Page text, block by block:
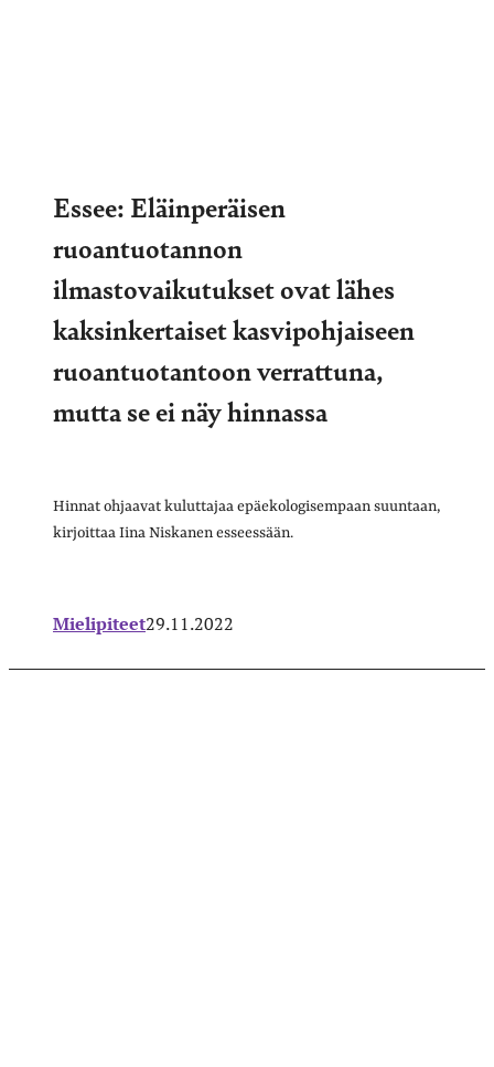
Essee: Eläinperäisen
ruoantuotannon
ilmastovaikutukset ovat lähes
kaksinkertaiset kasvipohjaiseen
ruoantuotantoon verrattuna,
mutta se ei näy hinnassa
Hinnat ohjaavat kuluttajaa epäekologisempaan suuntaan,
kirjoittaa Iina Niskanen esseessään.
Mielipiteet29.11.2022